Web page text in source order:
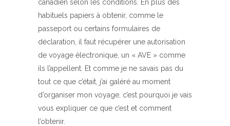
canadien selon les conditions. En plus des
habituels papiers à obtenir, comme le
passeport ou certains formulaires de
déclaration, il faut récupérer une autorisation
de voyage électronique, un « AVE » comme
ils l’appellent. Et comme je ne savais pas du
tout ce que c’était, j’ai galéré au moment
d’organiser mon voyage, c’est pourquoi je vais
vous expliquer ce que c’est et comment
l’obtenir.